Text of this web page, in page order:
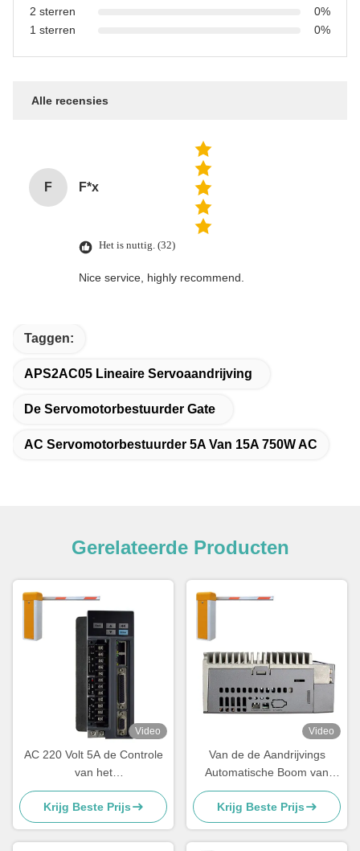
2 sterren
0%
1 sterren
0%
Alle recensies
F F*x
Het is nuttig. (32)
Nice service, highly recommend.
Taggen:
APS2AC05 Lineaire Servoaandrijving
De Servomotorbestuurder Gate
AC Servomotorbestuurder 5A Van 15A 750W AC
Gerelateerde Producten
Video
AC 220 Volt 5A de Controle
van het
Controlemechanismeparking
barrier remote van de 750
Watts Servomotor
Krijg Beste Prijs
Video
Van de de Aandrijvings
Automatische Boom van
RS232 RS485 Brushless
Servogebruik van de de
Barrièrepoort
Krijg Beste Prijs